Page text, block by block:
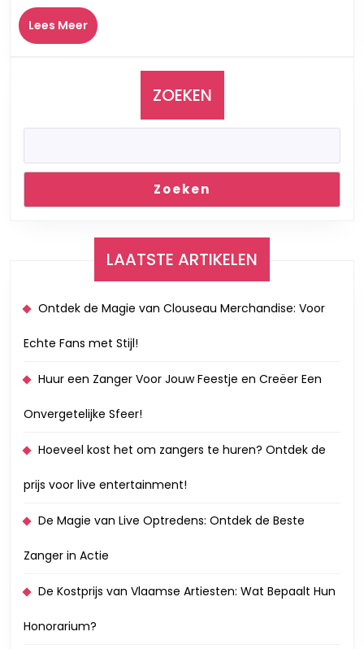
Zingen
Lees MeerLees
Meer
ZOEKEN
Zoeken
LAATSTE ARTIKELEN
Ontdek de Magie van Clouseau Merchandise: Voor
Echte Fans met Stijl!
Huur een Zanger Voor Jouw Feestje en Creëer Een
Onvergetelijke Sfeer!
Hoeveel kost het om zangers te huren? Ontdek de
prijs voor live entertainment!
De Magie van Live Optredens: Ontdek de Beste
Zanger in Actie
De Kostprijs van Vlaamse Artiesten: Wat Bepaalt Hun
Honorarium?